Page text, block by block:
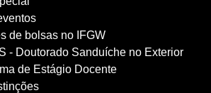
de bolsas no IFGW
- Doutorado Sanduíche no Exterior
de Estágio Docente